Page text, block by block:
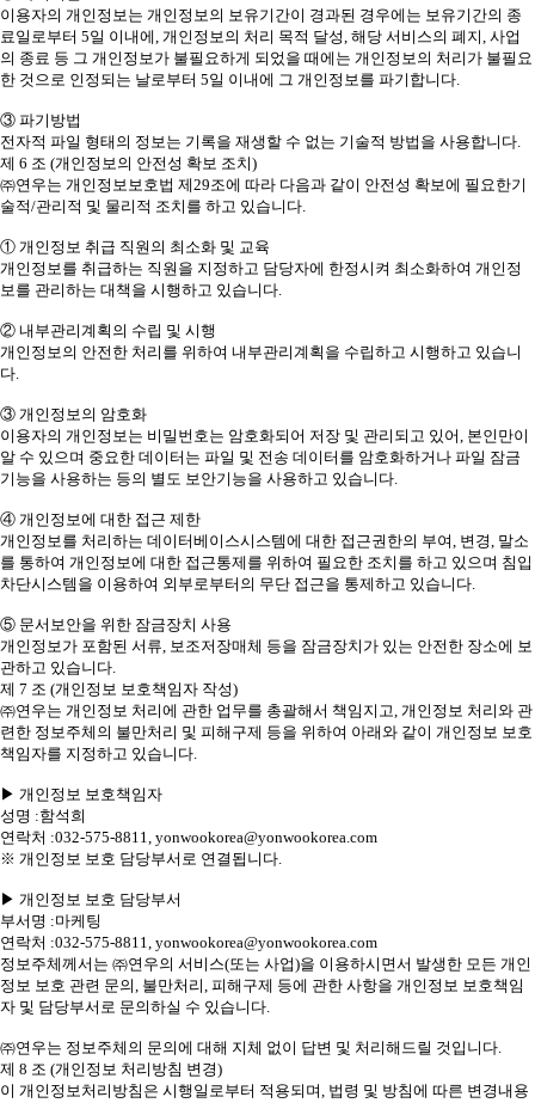
이용자의 개인정보는 개인정보의 보유기간이 경과된 경우에는 보유기간의 종
료일로부터 5일 이내에, 개인정보의 처리 목적 달성, 해당 서비스의 폐지, 사업
의 종료 등 그 개인정보가 불필요하게 되었을 때에는 개인정보의 처리가 불필요
한 것으로 인정되는 날로부터 5일 이내에 그 개인정보를 파기합니다.
③ 파기방법
전자적 파일 형태의 정보는 기록을 재생할 수 없는 기술적 방법을 사용합니다.
제 6 조 (개인정보의 안전성 확보 조치)
㈜연우는 개인정보보호법 제29조에 따라 다음과 같이 안전성 확보에 필요한기
술적/관리적 및 물리적 조치를 하고 있습니다.
① 개인정보 취급 직원의 최소화 및 교육
개인정보를 취급하는 직원을 지정하고 담당자에 한정시켜 최소화하여 개인정
보를 관리하는 대책을 시행하고 있습니다.
② 내부관리계획의 수립 및 시행
개인정보의 안전한 처리를 위하여 내부관리계획을 수립하고 시행하고 있습니
다.
③ 개인정보의 암호화
이용자의 개인정보는 비밀번호는 암호화되어 저장 및 관리되고 있어, 본인만이
알 수 있으며 중요한 데이터는 파일 및 전송 데이터를 암호화하거나 파일 잠금
기능을 사용하는 등의 별도 보안기능을 사용하고 있습니다.
④ 개인정보에 대한 접근 제한
개인정보를 처리하는 데이터베이스시스템에 대한 접근권한의 부여, 변경, 말소
를 통하여 개인정보에 대한 접근통제를 위하여 필요한 조치를 하고 있으며 침입
차단시스템을 이용하여 외부로부터의 무단 접근을 통제하고 있습니다.
⑤ 문서보안을 위한 잠금장치 사용
개인정보가 포함된 서류, 보조저장매체 등을 잠금장치가 있는 안전한 장소에 보
관하고 있습니다.
제 7 조 (개인정보 보호책임자 작성)
㈜연우는 개인정보 처리에 관한 업무를 총괄해서 책임지고, 개인정보 처리와 관
련한 정보주체의 불만처리 및 피해구제 등을 위하여 아래와 같이 개인정보 보호
책임자를 지정하고 있습니다.
▶ 개인정보 보호책임자
성명 :함석희
연락처 :032-575-8811, yonwookorea@yonwookorea.com
※ 개인정보 보호 담당부서로 연결됩니다.
▶ 개인정보 보호 담당부서
부서명 :마케팅
연락처 :032-575-8811, yonwookorea@yonwookorea.com
정보주체께서는 ㈜연우의 서비스(또는 사업)을 이용하시면서 발생한 모든 개인
정보 보호 관련 문의, 불만처리, 피해구제 등에 관한 사항을 개인정보 보호책임
자 및 담당부서로 문의하실 수 있습니다.
㈜연우는 정보주체의 문의에 대해 지체 없이 답변 및 처리해드릴 것입니다.
제 8 조 (개인정보 처리방침 변경)
이 개인정보처리방침은 시행일로부터 적용되며, 법령 및 방침에 따른 변경내용